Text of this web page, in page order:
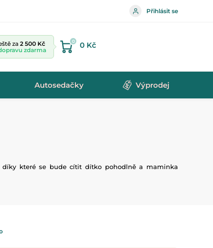
Přihlásit se
za 2 500 Kč
zdarma
0 0 Kč
Autosedačky Výprodej
díky které se bude cítit dítko pohodlně a maminka